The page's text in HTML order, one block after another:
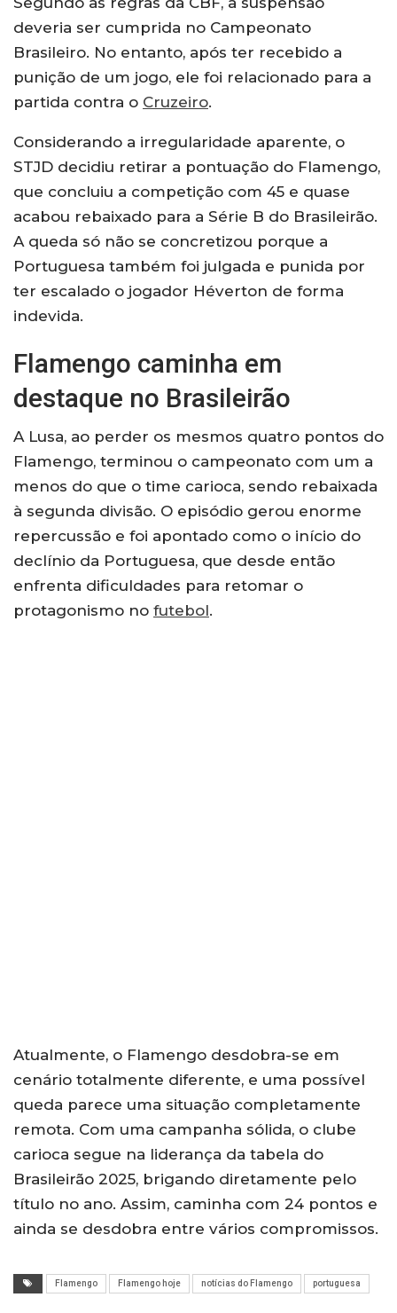
deveria ser cumprida no Campeonato
Brasileiro. No entanto, após ter recebido a
punição de um jogo, ele foi relacionado para a
partida contra o Cruzeiro.
Considerando a irregularidade aparente, o
STJD decidiu retirar a pontuação do Flamengo,
que concluiu a competição com 45 e quase
acabou rebaixado para a Série B do Brasileirão.
A queda só não se concretizou porque a
Portuguesa também foi julgada e punida por
ter escalado o jogador Héverton de forma
indevida.
Flamengo caminha em
destaque no Brasileirão
A Lusa, ao perder os mesmos quatro pontos do
Flamengo, terminou o campeonato com um a
menos do que o time carioca, sendo rebaixada
à segunda divisão. O episódio gerou enorme
repercussão e foi apontado como o início do
declínio da Portuguesa, que desde então
enfrenta dificuldades para retomar o
protagonismo no futebol.
Atualmente, o Flamengo desdobra-se em
cenário totalmente diferente, e uma possível
queda parece uma situação completamente
remota. Com uma campanha sólida, o clube
carioca segue na liderança da tabela do
Brasileirão 2025, brigando diretamente pelo
título no ano. Assim, caminha com 24 pontos e
ainda se desdobra entre vários compromissos.
Flamengo Flamengo hoje notícias do Flamengo portuguesa